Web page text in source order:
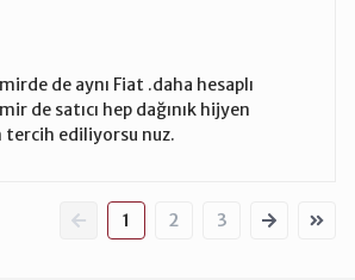
de aynı Fiat .daha hesaplı
de satıcı hep dağınık hijyen
ediliyorsu nuz.
1 2 3